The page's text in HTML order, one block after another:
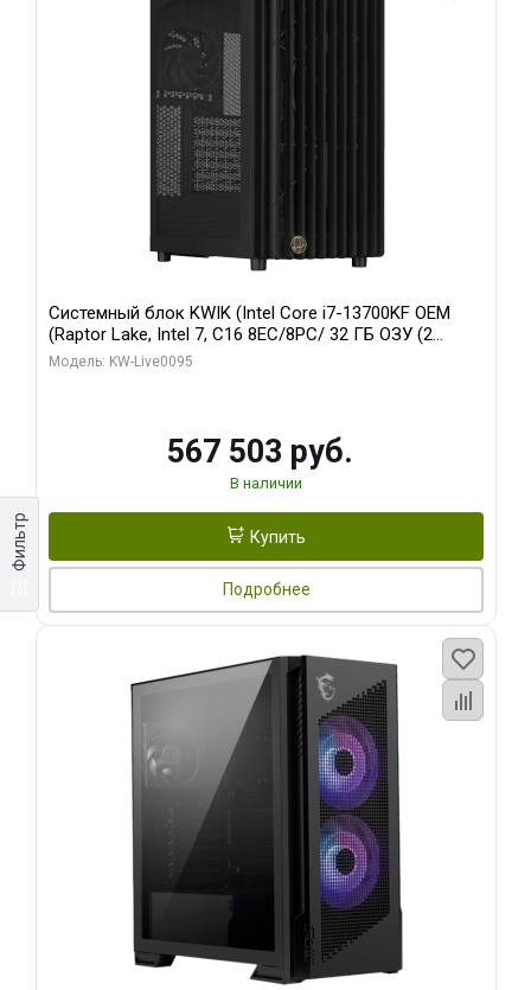
Фильтр
Системный блок KWIK (Intel Core i7-13700KF OEM
(Raptor Lake, Intel 7, C16 8EC/8PC/ 32 ГБ ОЗУ (2
модуля)/ Afox RTX4090 24GB GDDR6X 384-Bit 3xDP
Модель: KW-Live0095
567 503 руб.
В наличии
Купить
Подробнее